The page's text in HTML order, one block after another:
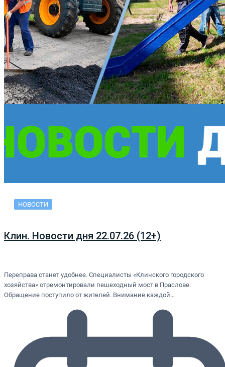
НОВОСТИ
Клин. Новости дня 22.07.26 (12+)
Переправа станет удобнее. Специалисты «Клинского городского
хозяйства» отремонтировали пешеходный мост в Праслове.
Обращение поступило от жителей. Внимание каждой…